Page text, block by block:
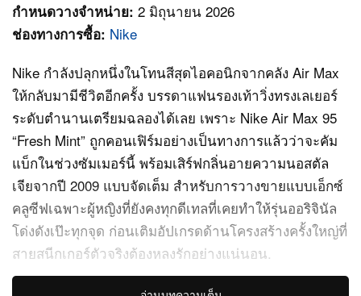
กำหนดวางจำหน่าย: 2 มิถุนายน 2026
ช่องทางการซื้อ: Nike
Nike กำลังปลุกหนึ่งในโทนสีสุดไอคอนิกจากคลัง Air Max
ให้กลับมามีชีวิตอีกครั้ง บรรดาแฟนรองเท้าวิ่งทรงเลเยอร์
ระดับตำนานเตรียมฉลองได้เลย เพราะ Nike Air Max 95
“Fresh Mint” ถูกคอนเฟิร์มอย่างเป็นทางการแล้วว่าจะคัม
แบ็กในช่วงซัมเมอร์นี้ พร้อมเสิร์ฟกลิ่นอายความนอสตัล
เจียจากปี 2009 แบบจัดเต็ม สำหรับการวางขายแบบเอ็กซ์
คลูซีฟเฉพาะผู้หญิงที่ยังคงทุกดีเทลที่เคยทำให้รุ่นออริจินัล
โด่งดังเป๊ะทุกจุด ก่อนเติมอัปเกรดด้านโครงสร้างครั้งใหญ่ที่
สายสนีกเกอร์ตัวจริงต้องหลงรักอย่างแน่นอน.
ดีเอ็นเอด้านความสวยงามของ Air Max 95 “Fresh Mint”